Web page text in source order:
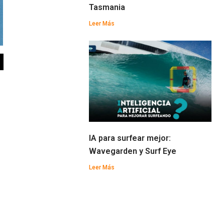
Tasmania
Leer Más
IA para surfear mejor:
Wavegarden y Surf Eye
Leer Más